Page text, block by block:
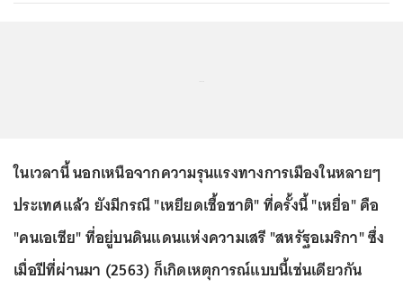
ในเวลานี้ นอกเหนือจากความรุนแรงทางการเมืองในหลายๆ
ประเทศแล้ว ยังมีกรณี "เหยียดเชื้อชาติ" ที่ครั้งนี้ "เหยื่อ" คือ
"คนเอเชีย" ที่อยู่บนดินแดนแห่งความเสรี "สหรัฐอเมริกา" ซึ่ง
เมื่อปีที่ผ่านมา (2563) ก็เกิดเหตุการณ์แบบนี้เช่นเดียวกัน